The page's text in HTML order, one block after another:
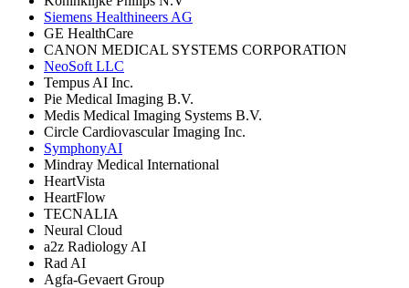
Siemens Healthineers AG
GE HealthCare
CANON MEDICAL SYSTEMS CORPORATION
NeoSoft LLC
Tempus AI Inc.
Pie Medical Imaging B.V.
Medis Medical Imaging Systems B.V.
Circle Cardiovascular Imaging Inc.
SymphonyAI
Mindray Medical International
HeartVista
HeartFlow
TECNALIA
Neural Cloud
a2z Radiology AI
Rad AI
Agfa‑Gevaert Group